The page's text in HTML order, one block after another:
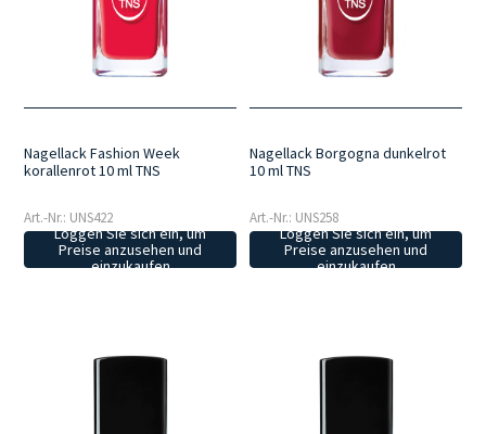
Nagellack Fashion Week
korallenrot 10 ml TNS
Art.-Nr.: UNS422
Loggen Sie sich ein, um
Preise anzusehen und
einzukaufen
Nagellack Borgogna dunkelrot
10 ml TNS
Art.-Nr.: UNS258
Loggen Sie sich ein, um
Preise anzusehen und
einzukaufen